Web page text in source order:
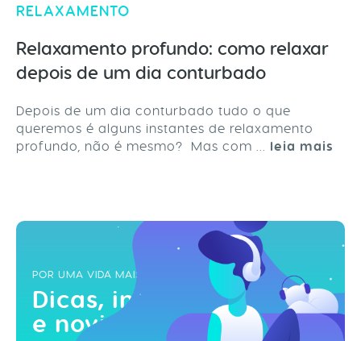
RELAXAMENTO
Relaxamento profundo: como relaxar
depois de um dia conturbado
Depois de um dia conturbado tudo o que
queremos é alguns instantes de relaxamento
profundo, não é mesmo? Mas com ... leia mais
POR UMA VIDA MAIS ZEN
Dicas, inspirações
e novidades!